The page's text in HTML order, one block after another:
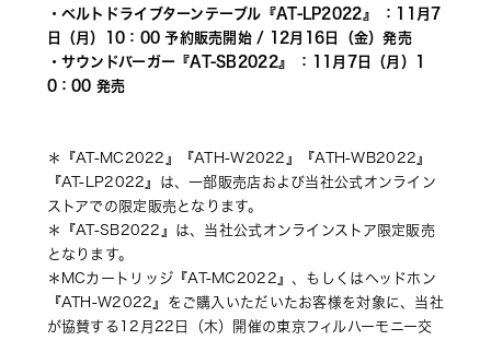
・ベルトドライブターンテーブル『AT-LP2022』 ：11月7
日（月）10：00 予約販売開始 / 12月16日（金）発売
・サウンドバーガー『AT-SB2022』 ：11月7日（月）1
0：00 発売
＊『AT-MC2022』『ATH-W2022』『ATH-WB2022』
『AT-LP2022』は、一部販売店および当社公式オンライン
ストアでの限定販売となります。
＊『AT-SB2022』は、当社公式オンラインストア限定販売
となります。
＊MCカートリッジ『AT-MC2022』、もしくはヘッドホン
『ATH-W2022』をご購入いただいたお客様を対象に、当社
が協賛する12月22日（木）開催の東京フィルハーモニー交